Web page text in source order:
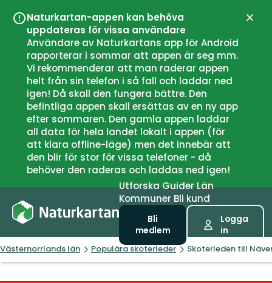
Naturkartan-appen kan behöva
uppdateras för vissa användare
Användare av Naturkartans app för Android
rapporterar i sommar att appen är seg mm.
Vi rekommenderar att man raderar appen
helt från sin telefon i så fall och laddar ned
igen! Då skall den fungera bättre. Den
befintliga appen skall ersättas av en ny app
efter sommaren. Den gamla appen laddar
all data för hela landet lokalt i appen (för
att klara offline-läge) men det innebär att
den blir för stor för vissa telefoner - då
behöver den raderas och laddas ned igen!
UtforskaGuiderLän
Kommuner Bli kund
Bli
medlem
Logga
in
Västernorrlands län Populära skoterleder Skoterleden till